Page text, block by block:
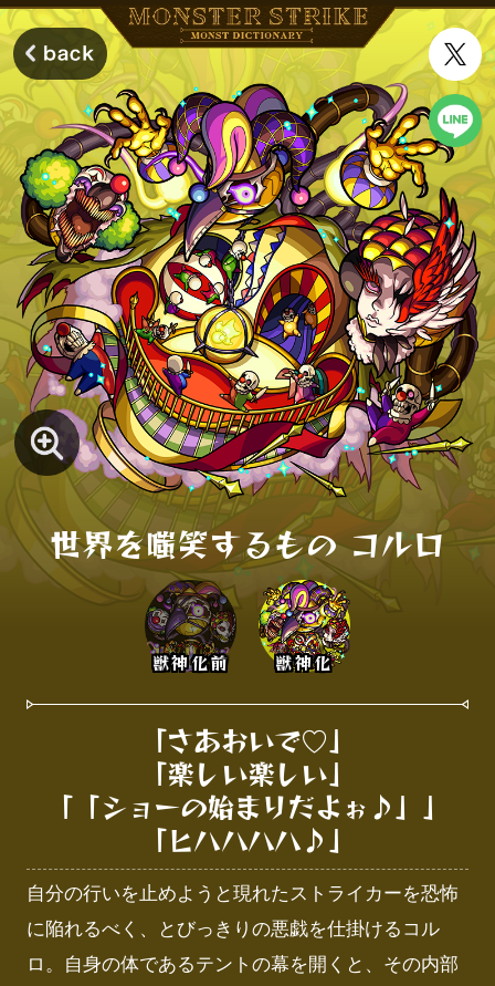
世界を嗤笑するもの コルロ
獣神化前 獣神化
「さあおいで♡」
「楽しい楽しい」
「「ショーの始まりだよぉ♪」」
「ヒハハハハ♪」
自分の行いを止めようと現れたストライカーを恐怖
に陥れるべく、とびっきりの悪戯を仕掛けるコル
ロ。自身の体であるテントの幕を開くと、その内部